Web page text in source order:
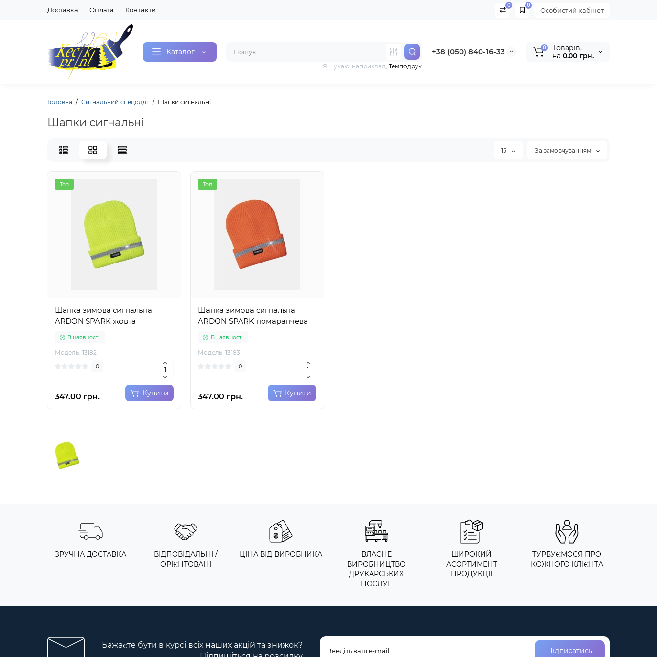
Доставка Оплата Контакти Особистий кабінет
0
0
Каталог +38 (050) 840-16-33
Я шукаю, наприклад, Темподрук
0
Tоварів,
на 0.00 грн.
Головна Сигнальний спецодяг Шапки сигнальні
Шапки сигнальні
15 За замовчуванням
Топ
Шапка зимова сигнальна
ARDON SPARK жовта
В наявності
Модель: 13182
0
347.00 грн. Купити
Топ
Шапка зимова сигнальна
ARDON SPARK помаранчева
В наявності
Модель: 13183
0
347.00 грн. Купити
ЗРУЧНА ДОСТАВКА
ВІДПОВІДАЛЬНІ /
ОРІЄНТОВАНІ
ЦІНА ВІД ВИРОБНИКА
ВЛАСНЕ
ВИРОБНИЦТВО
ДРУКАРСЬКИХ
ПОСЛУГ
ШИРОКИЙ
АСОРТИМЕНТ
ПРОДУКЦІІ
ТУРБУЄМОСЯ ПРО
КОЖНОГО КЛІЄНТА
Бажаєте бути в курсі всіх наших акцій та знижок?
Підписатись